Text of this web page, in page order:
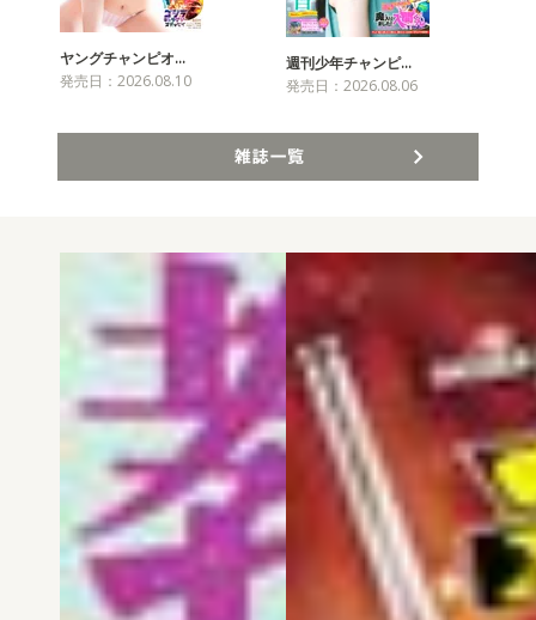
ヤングチャンピオ…
発売日：2026.08.10
週刊少年チャンピ…
発売日：2026.08.06